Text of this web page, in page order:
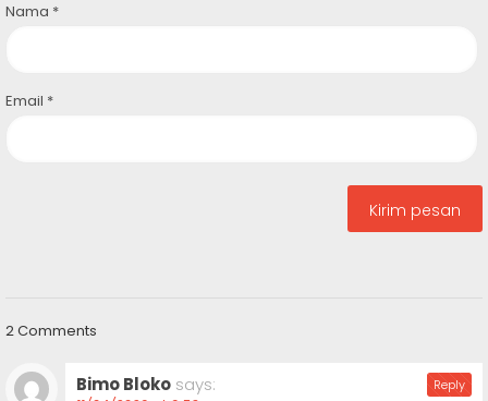
2 Comments
Bimo Bloko says: Reply
Nama *
Email *